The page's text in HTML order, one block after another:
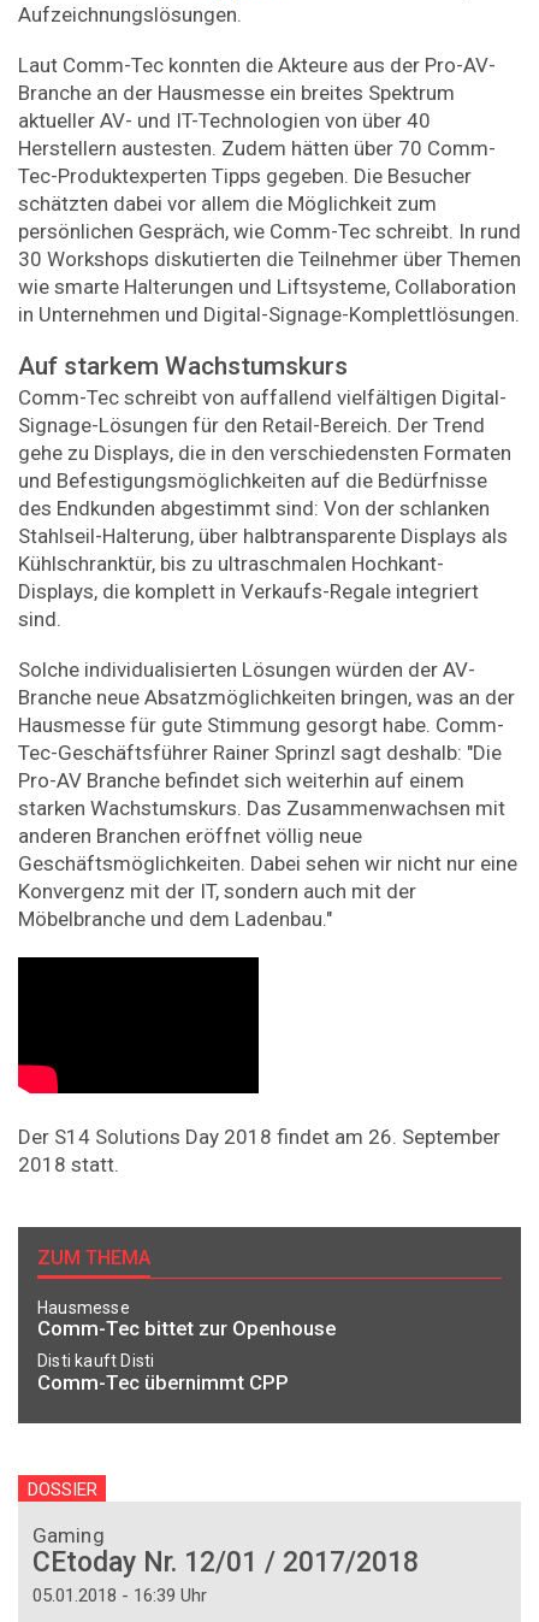
Aufzeichnungslösungen.
Laut Comm-Tec konnten die Akteure aus der Pro-AV-
Branche an der Hausmesse ein breites Spektrum
aktueller AV- und IT-Technologien von über 40
Herstellern austesten. Zudem hätten über 70 Comm-
Tec-Produktexperten Tipps gegeben. Die Besucher
schätzten dabei vor allem die Möglichkeit zum
persönlichen Gespräch, wie Comm-Tec schreibt. In rund
30 Workshops diskutierten die Teilnehmer über Themen
wie smarte Halterungen und Liftsysteme, Collaboration
in Unternehmen und Digital-Signage-Komplettlösungen.
Auf starkem Wachstumskurs
Comm-Tec schreibt von auffallend vielfältigen Digital-
Signage-Lösungen für den Retail-Bereich. Der Trend
gehe zu Displays, die in den verschiedensten Formaten
und Befestigungsmöglichkeiten auf die Bedürfnisse
des Endkunden abgestimmt sind: Von der schlanken
Stahlseil-Halterung, über halbtransparente Displays als
Kühlschranktür, bis zu ultraschmalen Hochkant-
Displays, die komplett in Verkaufs-Regale integriert
sind.
Solche individualisierten Lösungen würden der AV-
Branche neue Absatzmöglichkeiten bringen, was an der
Hausmesse für gute Stimmung gesorgt habe. Comm-
Tec-Geschäftsführer Rainer Sprinzl sagt deshalb: "Die
Pro-AV Branche befindet sich weiterhin auf einem
starken Wachstumskurs. Das Zusammenwachsen mit
anderen Branchen eröffnet völlig neue
Geschäftsmöglichkeiten. Dabei sehen wir nicht nur eine
Konvergenz mit der IT, sondern auch mit der
Möbelbranche und dem Ladenbau."
Der S14 Solutions Day 2018 findet am 26. September
2018 statt.
ZUM THEMA
Hausmesse
Comm-Tec bittet zur Openhouse
Disti kauft Disti
Comm-Tec übernimmt CPP
DOSSIER
Gaming
CEtoday Nr. 12/01 / 2017/2018
05.01.2018 - 16:39 Uhr